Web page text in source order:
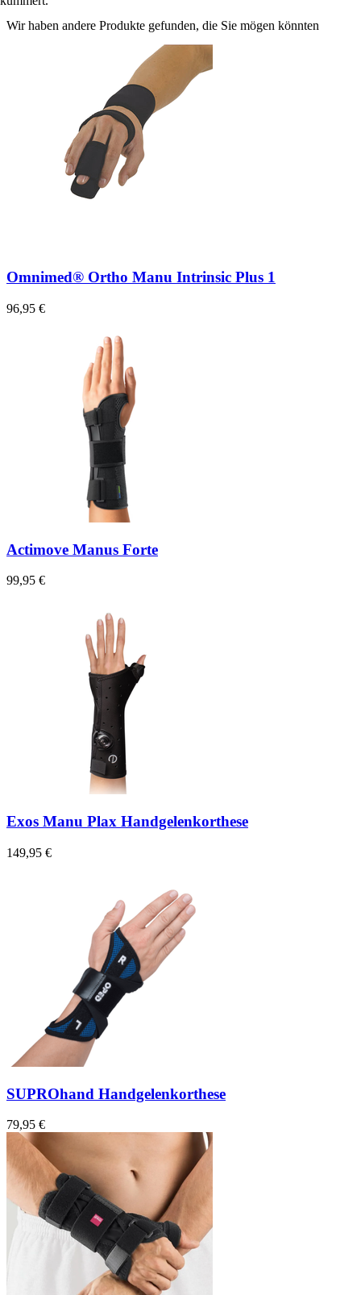
Wir haben andere Produkte gefunden, die Sie mögen könnten
Omnimed® Ortho Manu Intrinsic Plus 1
96,95 €
Actimove Manus Forte
99,95 €
Exos Manu Plax Handgelenkorthese
149,95 €
SUPROhand Handgelenkorthese
79,95 €